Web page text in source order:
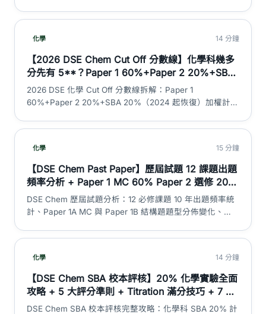
始數據表、滴定讀數、計算步驟同 Discussion／
20%。
化學 14 分鐘
【2026 DSE Chem Cut Off 分數線】化學科幾多
分先有 5**？Paper 1 60%+Paper 2 20%+SBA
20% 加權計算＋L1-5** 估算對照｜DSE 神器
2026 DSE 化學 Cut Off 分數線拆解：Paper 1
60%+Paper 2 20%+SBA 20%（2024 起恢復）加權計
級分佈真實數據、選修三選二結構、3 大 cut off 迷思。
化學 15 分鐘
【DSE Chem Past Paper】歷屆試題 12 課題出題
頻率分析 + Paper 1 MC 60% Paper 2 選修 20%
SBA 20% 題型分佈 + 10 年趨勢 + 2026 溫習重
點｜DSE 神器
DSE Chem 歷屆試題分析：12 必修課題 10 年出題頻率統
計、Paper 1A MC 與 Paper 1B 結構題題型分佈變化、
大必考計算題類型、跨課題混合題趨勢、2026 年溫習優
習策略建議。
化學 14 分鐘
【DSE Chem SBA 校本評核】20% 化學實驗全面
攻略 + 5 大評分準則 + Titration 滿分技巧 + 7 大
常見扣分位 + 報告框架｜DSE 神器
DSE Chem SBA 校本評核完整攻略：化學科 SBA 20% 計